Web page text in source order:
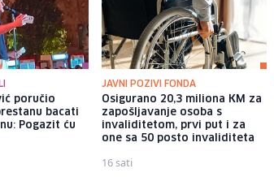
poručio
bacati
Pogazit ću
JAVNI POZIVI FONDA
Osigurano 20,3 miliona KM za
zapošljavanje osoba s
invaliditetom, prvi put i za
one sa 50 posto invaliditeta
16 sati